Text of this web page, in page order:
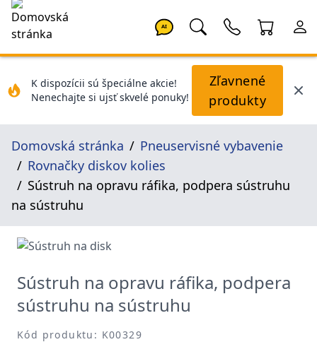
AI
K dispozícii sú špeciálne akcie!
Nenechajte si ujsť skvelé ponuky!
Zľavnené
produkty
Domovská stránka
Pneuservisné vybavenie
Rovnačky diskov kolies
Sústruh na opravu ráfika, podpera sústruhu
na sústruhu
Sústruh na opravu ráfika, podpera
sústruhu na sústruhu
Kód produktu: K00329